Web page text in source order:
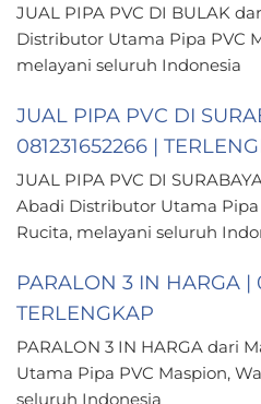
JUAL PIPA PVC DI BULAK
Distributor Utama Pipa PVC
melayani seluruh Indonesia
JUAL PIPA PVC DI
081231652266 |
JUAL PIPA PVC DI
Abadi Distributor Utama Pipa
Rucita, melayani seluruh
PARALON 3 IN HARGA |
TERLENGKAP
PARALON 3 IN HARGA dari
Utama Pipa PVC Maspion,
seluruh Indonesia